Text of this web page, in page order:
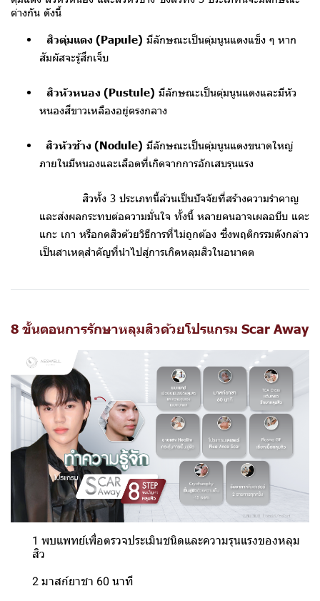
ต่างกัน ดังนี้
สิวตุ่มแดง (Papule) มีลักษณะเป็นตุ่มนูนแดงแข็ง ๆ หาก
สัมผัสจะรู้สึกเจ็บ
สิวหัวหนอง (Pustule) มีลักษณะเป็นตุ่มนูนแดงและมีหัว
หนองสีขาวเหลืองอยู่ตรงกลาง
สิวหัวช้าง (Nodule) มีลักษณะเป็นตุ่มนูนแดงขนาดใหญ่
ภายในมีหนองและเลือดที่เกิดจากการอักเสบรุนแรง
สิวทั้ง 3 ประเภทนี้ล้วนเป็นปัจจัยที่สร้างความรำคาญ
และส่งผลกระทบต่อความมั่นใจ ทั้งนี้ หลายคนอาจเผลอบีบ แคะ
แกะ เกา หรือกดสิวด้วยวิธีการที่ไม่ถูกต้อง ซึ่งพฤติกรรมดังกล่าว
เป็นสาเหตุสำคัญที่นำไปสู่การเกิดหลุมสิวในอนาคต
8 ขั้นตอนการรักษาหลุมสิวด้วยโปรแกรม Scar Away
1 พบแพทย์เพื่อตรวจประเมินชนิดและความรุนแรงของหลุม
สิว
2 มาสก์ยาชา 60 นาที